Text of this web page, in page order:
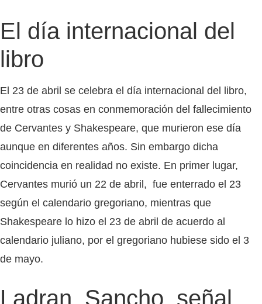
El día internacional del
libro
El 23 de abril se celebra el día internacional del libro,
entre otras cosas en conmemoración del fallecimiento
de Cervantes y Shakespeare, que murieron ese día
aunque en diferentes años. Sin embargo dicha
coincidencia en realidad no existe. En primer lugar,
Cervantes murió un 22 de abril, fue enterrado el 23
según el calendario gregoriano, mientras que
Shakespeare lo hizo el 23 de abril de acuerdo al
calendario juliano, por el gregoriano hubiese sido el 3
de mayo.
Ladran, Sancho, señal